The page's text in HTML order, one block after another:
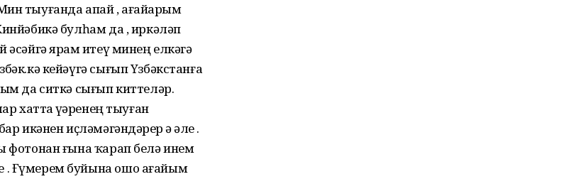
тыуғанда апай , ағайҙарым
булһам да , иркәләп
ярҙам итеү минең елкәгә
кейәүгә сығып Үзбәкстанға
да ситкә сығып киттеләр.
хатта үҙҙәренең тыуған
икәнен иҫләмәгәндәрҙер ҙә әле .
фотонан ғына ҡарап белә инем
. Ғүмерем буйына ошо ағайым